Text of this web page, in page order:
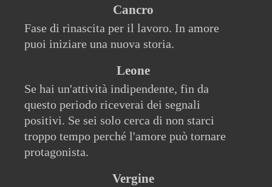
Cancro
Fase di rinascita per il lavoro. In amore
puoi iniziare una nuova storia.
Leone
Se hai un'attività indipendente, fin da
questo periodo riceverai dei segnali
positivi. Se sei solo cerca di non starci
troppo tempo perché l'amore può tornare
protagonista.
Vergine